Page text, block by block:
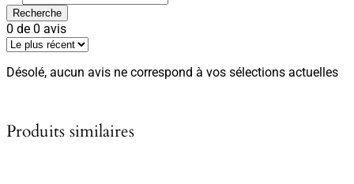
Recherche
0 de 0 avis
Désolé, aucun avis ne correspond à vos sélections actuelles
Produits similaires